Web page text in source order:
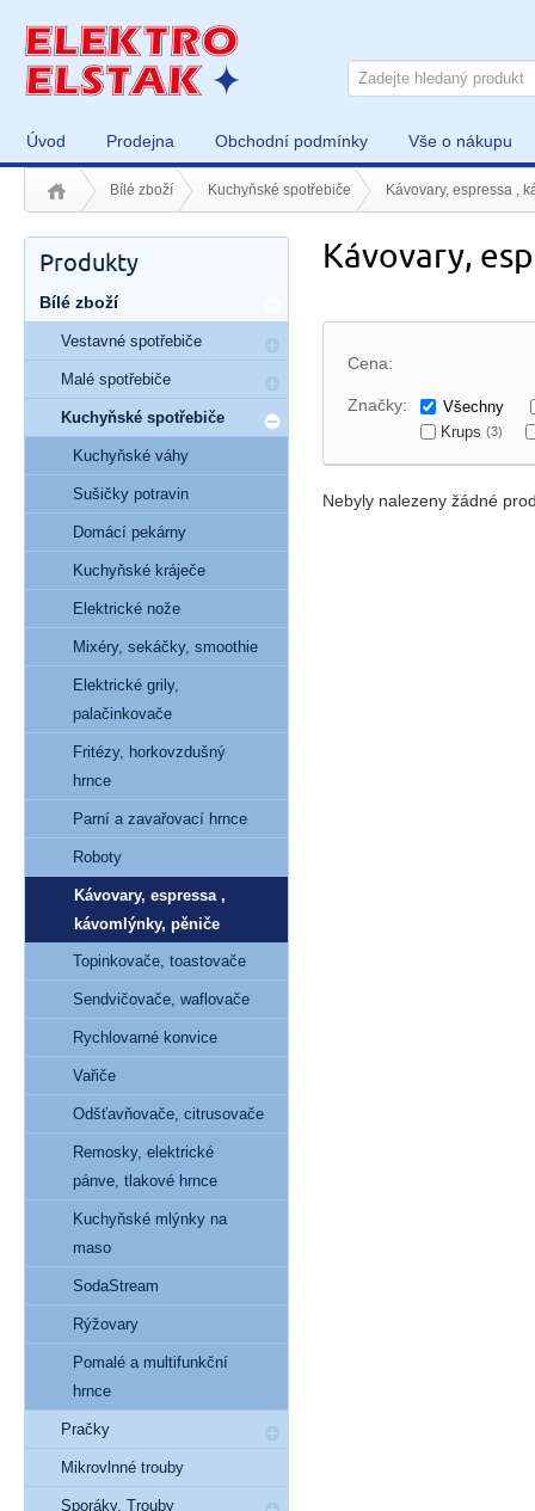
Úvod Prodejna Obchodní podmínky Vše o nákupu
Bílé zboží Kuchyňské spotřebiče Kávovary, espressa ,
Kávovary,
Cena:
Značky:
Všechny
Krups (3)
Nebyly nalezeny žádné
Produkty
Bílé zboží
Vestavné spotřebiče
Malé spotřebiče
Kuchyňské spotřebiče
Kuchyňské váhy
Sušičky potravin
Domácí pekárny
Kuchyňské kráječe
Elektrické nože
Mixéry, sekáčky, smoothie
Elektrické grily,
palačinkovače
Fritézy, horkovzdušný
hrnce
Parní a zavařovací hrnce
Roboty
Kávovary, espressa ,
kávomlýnky, pěniče
Topinkovače, toastovače
Sendvičovače, waflovače
Rychlovarné konvice
Vařiče
Odšťavňovače, citrusovače
Remosky, elektrické
pánve, tlakové hrnce
Kuchyňské mlýnky na
maso
SodaStream
Rýžovary
Pomalé a multifunkční
hrnce
Pračky
Mikrovlnné trouby
Sporáky, Trouby